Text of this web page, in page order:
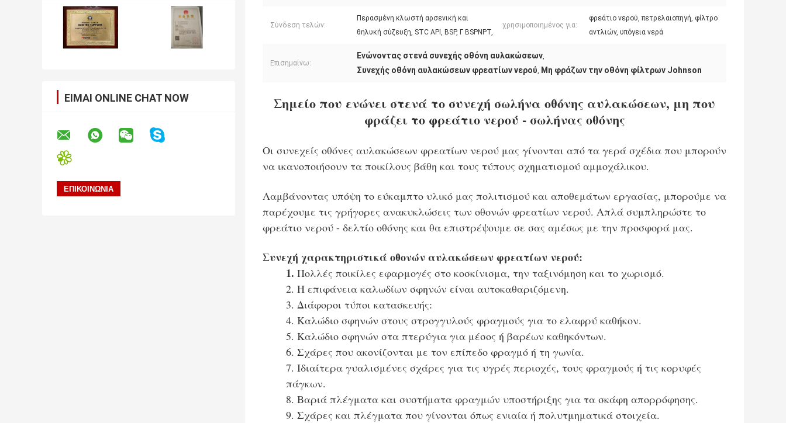
ΕΊΜΑΙ ONLINE CHAT NOW
Σύνδεση τελών:
Περασμένη κλωστή αρσενική και
θηλυκή σύζευξη, STC API, BSP, Γ BSPNPT,
χρησιμοποιημένος για:
φρεάτιο νερού, πετρελαιοπηγή, φίλτρο
αντλιών, υπόγεια νερά
Επισημαίνω:
Ενώνοντας στενά συνεχής οθόνη αυλακώσεων,
Συνεχής οθόνη αυλακώσεων φρεατίων νερού, Μη φράζων την οθόνη φίλτρων Johnson
Σημείο που ενώνει στενά το συνεχή σωλήνα οθόνης αυλακώσεων, μη που
φράζει το φρεάτιο νερού - σωλήνας οθόνης
Οι συνεχείς οθόνες αυλακώσεων φρεατίων νερού μας γίνονται από τα γερά σχέδια που μπορούν
να ικανοποιήσουν τα ποικίλους βάθη και τους τύπους σχηματισμού αμμοχάλικου.
Λαμβάνοντας υπόψη το εύκαμπτο υλικό μας πολιτισμού και αποθεμάτων εργασίας, μπορούμε να
παρέχουμε τις γρήγορες ανακυκλώσεις των οθονών φρεατίων νερού. Απλά συμπληρώστε το
φρεάτιο νερού - δελτίο οθόνης και θα επιστρέψουμε σε σας αμέσως με την προσφορά μας.
Συνεχή χαρακτηριστικά οθονών αυλακώσεων φρεατίων νερού:
1. Πολλές ποικίλες εφαρμογές στο κοσκίνισμα, την ταξινόμηση και το χωρισμό.
2. Η επιφάνεια καλωδίων σφηνών είναι αυτοκαθαριζόμενη.
3. Διάφοροι τύποι κατασκευής:
4. Καλώδιο σφηνών στους στρογγυλούς φραγμούς για το ελαφρύ καθήκον.
5. Καλώδιο σφηνών στα πτερύγια για μέσος ή βαρέων καθηκόντων.
6. Σχάρες που ακονίζονται με τον επίπεδο φραγμό ή τη γωνία.
7. Ιδιαίτερα γυαλισμένες σχάρες για τις υγρές περιοχές, τους φραγμούς ή τις κορυφές
πάγκων.
8. Βαριά πλέγματα και συστήματα φραγμών υποστήριξης για τα σκάφη απορρόφησης.
9. Σχάρες και πλέγματα που γίνονται όπως ενιαία ή πολυτμηματικά στοιχεία.